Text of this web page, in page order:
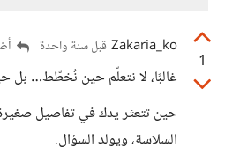
1
Zakaria_ko قبل سنة واحدة
غالبًا، لا نتعلّم حين نُخطّط… بل
حين تتعثر يدك في تفاصيل
السلاسة، ويولد السؤال.